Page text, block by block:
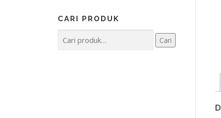
CARI PRODUK
untuk:
Cari